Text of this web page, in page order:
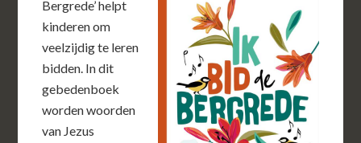
Bergrede’ helpt
kinderen om
veelzijdig te leren
bidden. In dit
gebedenboek
worden woorden
van Jezus